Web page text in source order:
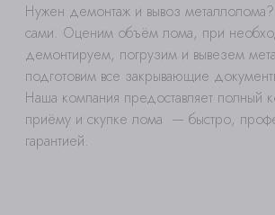
Нужен демонтаж и вывоз
сами. Оценим объём лома, при
демонтируем, погрузим и вывезем
подготовим все закрывающие
Наша компания предоставляет полный
приёму и скупке лома — быстро,
гарантией.